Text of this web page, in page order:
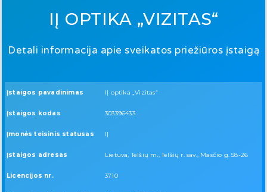
IĮ OPTIKA „VIZITAS“
Detali informacija apie sveikatos priežiūros įstaigą
Įstaigos pavadinimas IĮ optika „Vizitas“
Įstaigos kodas 303396433
Įmonės teisinis statusas IĮ
Įstaigos adresas Lietuva, Telšių m., Telšių r. sav., Masčio g. 58-26
Licencijos nr. 3710